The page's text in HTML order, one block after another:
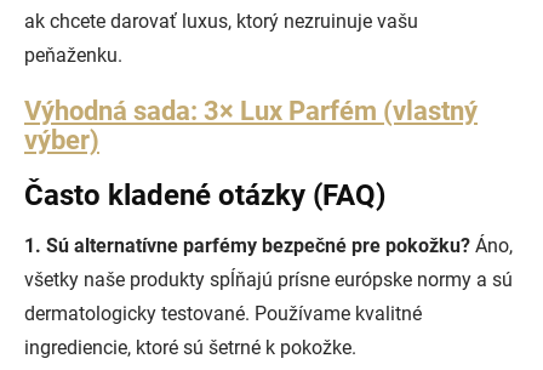
ak chcete darovať luxus, ktorý nezruinuje vašu
peňaženku.
Výhodná sada: 3× Lux Parfém (vlastný
výber)
Často kladené otázky (FAQ)
1. Sú alternatívne parfémy bezpečné pre pokožku? Áno,
všetky naše produkty spĺňajú prísne európske normy a sú
dermatologicky testované. Používame kvalitné
ingrediencie, ktoré sú šetrné k pokožke.